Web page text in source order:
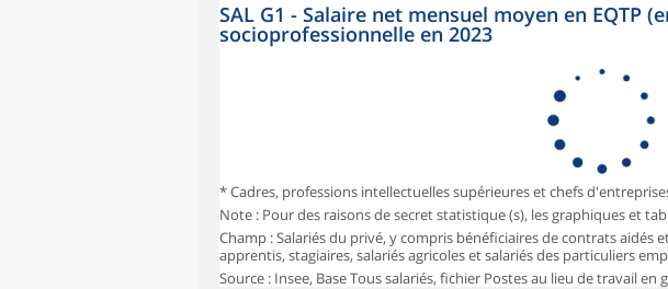
SAL G1 - Salaire net mensuel moyen en EQTP
socioprofessionnelle en 2023
* Cadres, professions intellectuelles supérieures et chefs
Note : Pour des raisons de secret statistique (s), les graphiques et
Champ : Salariés du privé, y compris bénéficiaires de contrats aidés
apprentis, stagiaires, salariés agricoles et salariés des particuliers
Source : Insee, Base Tous salariés, fichier Postes au lieu de travail en